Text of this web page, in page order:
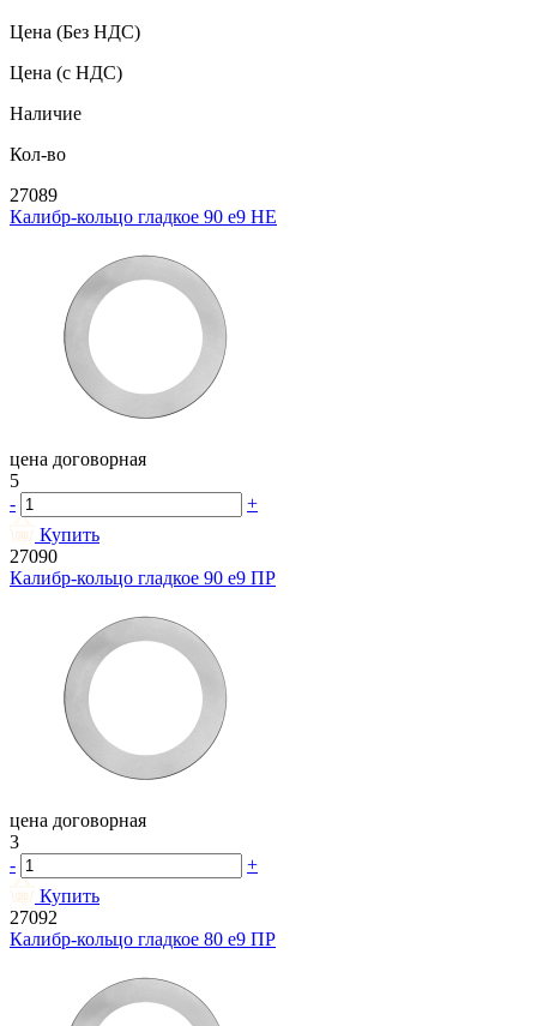
Цена (Без НДС)
Цена (с НДС)
Наличие
Кол-во
27089
Калибр-кольцо гладкое 90 e9 НЕ
цена договорная
5
-
+
Купить
27090
Калибр-кольцо гладкое 90 e9 ПР
цена договорная
3
-
+
Купить
27092
Калибр-кольцо гладкое 80 e9 ПР